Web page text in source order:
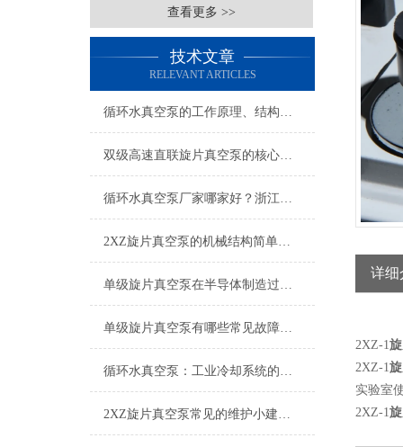
查看更多 >>
技术文章
RELEVANT ARTICLES
循环水真空泵的工作原理、结构特征及核心优势全解析
2026-07-23 双级高速直联旋片真空泵的核心工作特性与性能优势
2026-06-26 循环水真空泵厂家哪家好？浙江台州求精真空泵有限公司值得信赖
2026-05-15 2XZ旋片真空泵的机械结构简单，便于维护和操作
2026-01-30 单级旋片真空泵在半导体制造过程中的作用
2025-07-01 单级旋片真空泵有哪些常见故障和解决方法吗？
2025-06-26 循环水真空泵：工业冷却系统的核心设备
2025-06-19 2XZ旋片真空泵常见的维护小建议分享
详细
2XZ-1
2XZ-1
实验室
2XZ-1